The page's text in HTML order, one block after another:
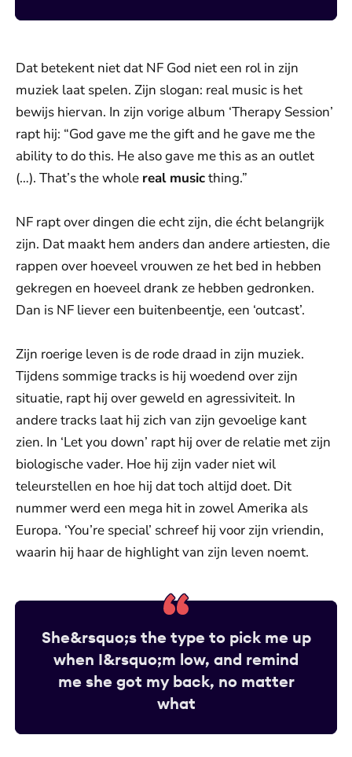
Dat betekent niet dat NF God niet een rol in zijn
muziek laat spelen. Zijn slogan: real music is het
bewijs hiervan. In zijn vorige album ‘Therapy Session’
rapt hij: “God gave me the gift and he gave me the
ability to do this. He also gave me this as an outlet
(…). That’s the whole real musicthing.”
NF rapt over dingen die echt zijn, die écht belangrijk
zijn. Dat maakt hem anders dan andere artiesten, die
rappen over hoeveel vrouwen ze het bed in hebben
gekregen en hoeveel drank ze hebben gedronken.
Dan is NF liever een buitenbeentje, een ‘outcast’.
Zijn roerige leven is de rode draad in zijn muziek.
Tijdens sommige tracks is hij woedend over zijn
situatie, rapt hij over geweld en agressiviteit. In
andere tracks laat hij zich van zijn gevoelige kant
zien. In ‘Let you down’ rapt hij over de relatie met zijn
biologische vader. Hoe hij zijn vader niet wil
teleurstellen en hoe hij dat toch altijd doet. Dit
nummer werd een mega hit in zowel Amerika als
Europa. ‘You’re special’ schreef hij voor zijn vriendin,
waarin hij haar de highlight van zijn leven noemt.
She&rsquo;s the type to pick me up
when I&rsquo;m low, and remind
me she got my back, no matter
what